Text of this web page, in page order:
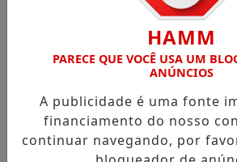
HAMM
PARECE QUE VOCÊ USA UM
ANÚNCIOS
A publicidade é uma fonte
financiamento do nosso
continuar navegando, por